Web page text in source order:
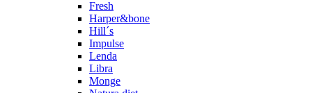
Fresh
Harper&bone
Hill´s
Impulse
Lenda
Libra
Monge